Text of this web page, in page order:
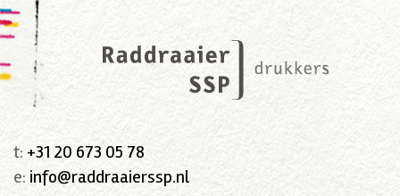
t: +31 20 673 05 78
e: info@raddraaierssp.nl